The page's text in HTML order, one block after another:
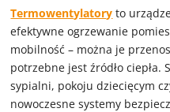
Termowentylatory to
efektywne ogrzewanie
mobilność – można je
potrzebne jest źródło ciepła.
sypialni, pokoju dziecięcym
nowoczesne systemy